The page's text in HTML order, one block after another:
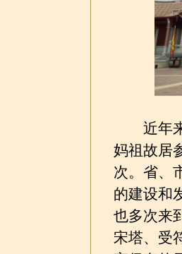
近年来
妈祖故居
次。省、
的建设和
也多次来
宋塔、受